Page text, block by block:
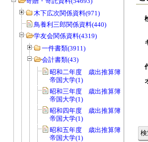
木下広次関係資料(971)
鳥養利三郎関係資料(440)
学友会関係資料(4319)
一件書類(3911)
会計書類(43)
昭和二年度 歳出推算簿 会費
帝国大学(1)
昭和三年度 歳出推算簿 会費
帝国大学(1)
昭和四年度 歳出推算簿 会費
帝国大学(1)
昭和五年度 歳出推算簿 会費
帝国大学(1)